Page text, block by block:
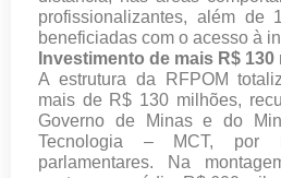
profissionalizantes, além de
beneficiadas com o acesso à
Investimento de mais R$
A estrutura da RFPOM
mais de R$ 130 milhões,
Governo de Minas e do
Tecnologia – MCT, por
parlamentares. Na